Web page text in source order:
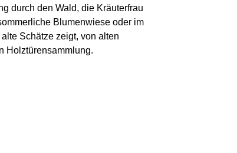
durch den Wald, die Kräuterfrau
Blumenwiese oder im
Schätze zeigt, von alten
Holztürensammlung.